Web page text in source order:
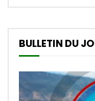
BULLETIN DU